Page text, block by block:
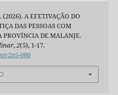
A EFETIVAÇÃO DO
DAS PESSOAS COM
PROVÍNCIA DE MALANJE.
,2(5), 1-17.
080